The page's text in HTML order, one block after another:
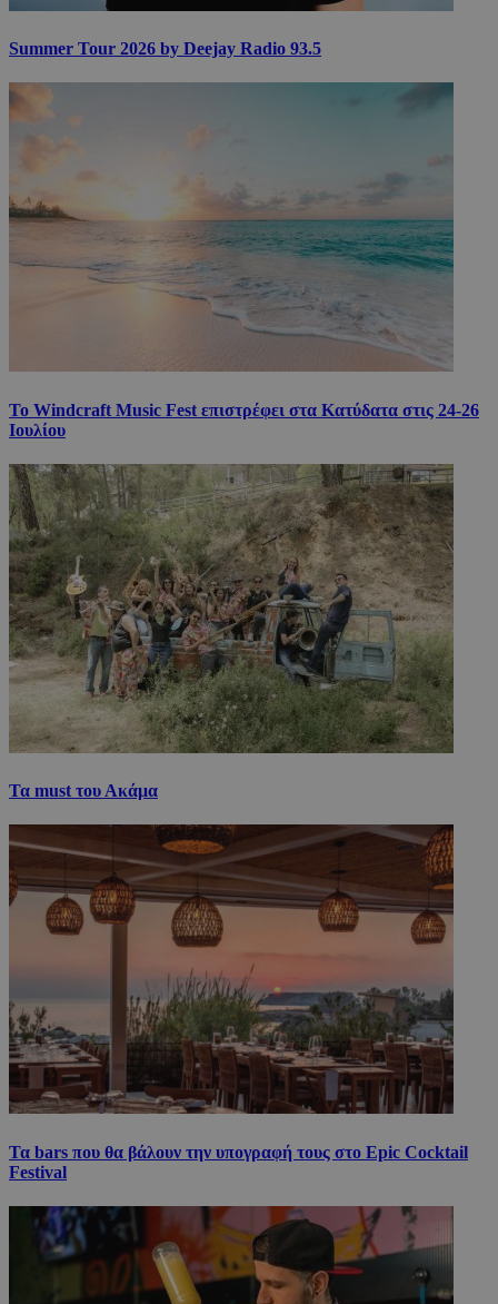
Summer Tour 2026 by Deejay Radio 93.5
Το Windcraft Music Fest επιστρέφει στα Κατύδατα στις 24-26
Ιουλίου
Τα must του Ακάμα
Τα bars που θα βάλουν την υπογραφή τους στο Epic Cocktail
Festival